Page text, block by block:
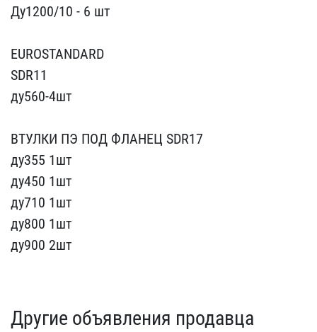
Ду1200/10 - 6 шт
E​UROSTANDARD
SDR11
ду560-​4шт
ВТУЛКИ ПЭ ПОД ФЛА​НЕЦ SDR17
ду355 1шт
ду4​50 1шт
ду710 1шт
ду800 ​1шт
ду900 2шт
Другие объявления продавца